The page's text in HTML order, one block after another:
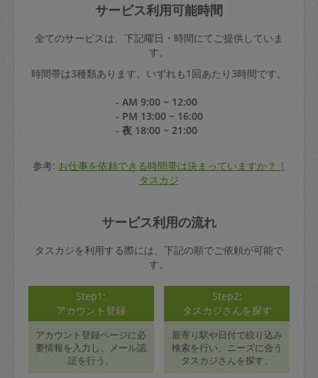
サービス利用可能時間
全てのサービスは、下記曜日・時間にてご提供していま
す。
時間帯は3種類あります。いずれも1回あたり3時間です。
- AM 9:00 ~ 12:00
- PM 13:00 ~ 16:00
- 夜 18:00 ~ 21:00
参考: お仕事を依頼できる時間帯は決まっていますか？ |
タスカジ
サービス利用の流れ
タスカジを利用する際には、下記の順でご依頼が可能で
す。
Step1:
アカウント登録
アカウント登録ページに必
要情報を入力し、メール認
証を行う。
Step2:
タスカジさんを探す
最寄り駅や日付で絞り込み
検索を行い、ニーズに合う
タスカジさんを探す。